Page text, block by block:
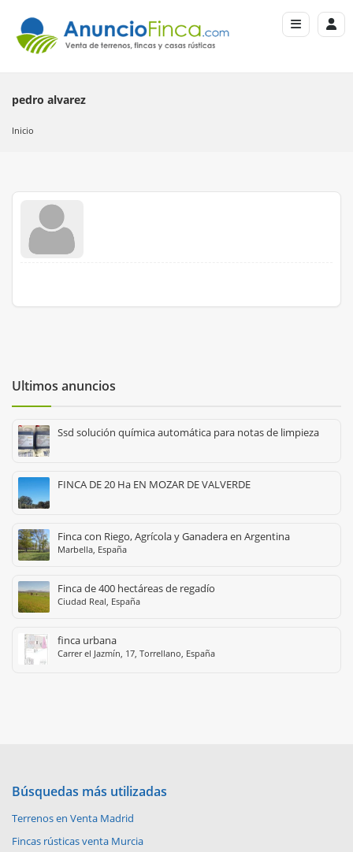
pedro alvarez
Inicio
Ultimos anuncios
Ssd solución química automática para notas de limpieza
FINCA DE 20 Ha EN MOZAR DE VALVERDE
Finca con Riego, Agrícola y Ganadera en Argentina
Marbella, España
Finca de 400 hectáreas de regadío
Ciudad Real, España
finca urbana
Carrer el Jazmín, 17, Torrellano, España
Búsquedas más utilizadas
Terrenos en Venta Madrid
Fincas rústicas venta Murcia